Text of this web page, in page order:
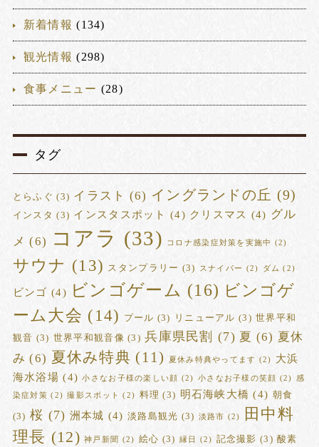
新着情報 (134)
観光情報 (298)
食事メニュー (28)
タグ
とらふぐ (3) イラスト (6) イングランドの丘 (9)
インスタ (3) インスタスポット (4) クリスマス (4) グル
メ (6) コアラ (33) コロナ感染症対策を実施中 (2)
サウナ (13) スタンプラリー (3) スナイパー (2) ダム (2)
ビンゴ (4) ビンゴゲーム (16) ビンゴゲ
ーム大会 (14) プール (3) リニューアル (3) 世界平和
観音 (3) 世界平和観音像 (3) 兵庫県民割 (7) 夏 (6) 夏休
み (6) 夏休み特典 (11) 夏休み特典やってます (2)
大浜
海水浴場 (4) 小さなお子様の楽しい顔 (2) 小さなお子様の笑顔 (2) 感
染症対策 (2) 撮影スポット (2) 料理 (3) 明石海峡大橋 (4) 朝食
(3) 桜 (7) 洲本城 (4) 淡路島観光 (3) 淡路市 (2)
田中料
理長 (12) 神戸新聞 (2) 絵心 (3) 縁日 (2) 記念撮影 (3) 酸素